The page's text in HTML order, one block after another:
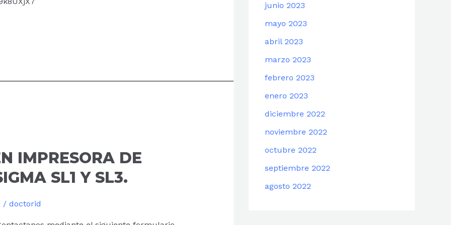
IMPRESORA DE
SL1 Y SL3.
/ doctorid
junio 2023
mayo 2023
abril 2023
marzo 2023
febrero 2023
enero 2023
diciembre 2022
noviembre 2022
octubre 2022
septiembre 2022
agosto 2022